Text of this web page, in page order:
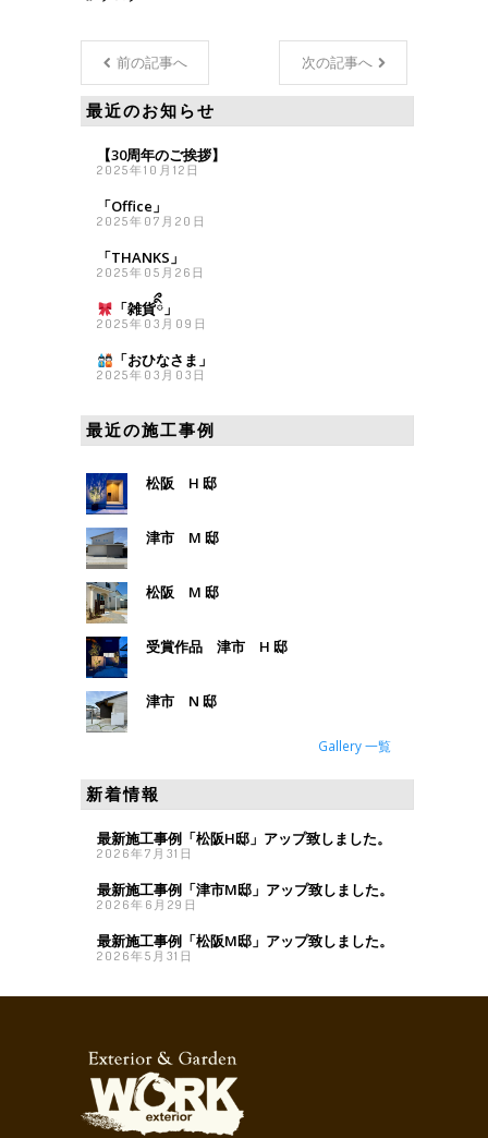
前の記事へ 次の記事へ
最近のお知らせ
【30周年のご挨拶】
2025年10月12日
「Office」
2025年07月20日
「THANKS」
2025年05月26日
「雑貨ིྀ」
2025年03月09日
「おひなさま 」
2025年03月03日
最近の施工事例
松阪 H 邸
津市 M 邸
松阪 M 邸
受賞作品 津市 H 邸
津市 N 邸
Gallery 一覧
新着情報
最新施工事例「松阪H邸」アップ致しました。
2026年7月31日
最新施工事例「津市M邸」アップ致しました。
2026年6月29日
最新施工事例「松阪M邸」アップ致しました。
2026年5月31日